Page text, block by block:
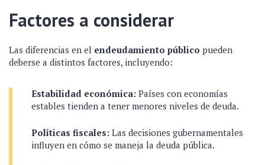
Factores a considerar
Las diferencias en el endeudamiento público pueden
deberse a distintos factores, incluyendo:
Estabilidad económica: Países con economías
estables tienden a tener menores niveles de deuda.
Políticas fiscales: Las decisiones gubernamentales
influyen en cómo se maneja la deuda pública.